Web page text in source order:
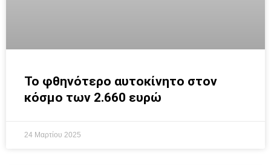
Το φθηνότερο αυτοκίνητο στον
κόσμο των 2.660 ευρώ
24 Μαρτίου 2025